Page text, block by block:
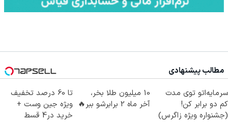
مطالب پیشنهادی
سرمایه‌اتو توی مدت
کم دو برابر کن!
(جشنواره ویژه زاگرس)
10 میلیون طلا بخر،
آخر ماه 2 برابرشو ببر🔥
تا 60 درصد تخفیف
ویژه جین وست +
خرید در4 قسط